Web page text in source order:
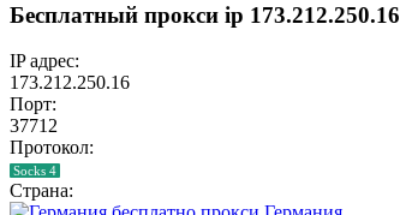
Бесплатный прокси ip 173.212.250.16
IP адрес:
173.212.250.16
Порт:
37712
Протокол:
Socks 4
Страна: